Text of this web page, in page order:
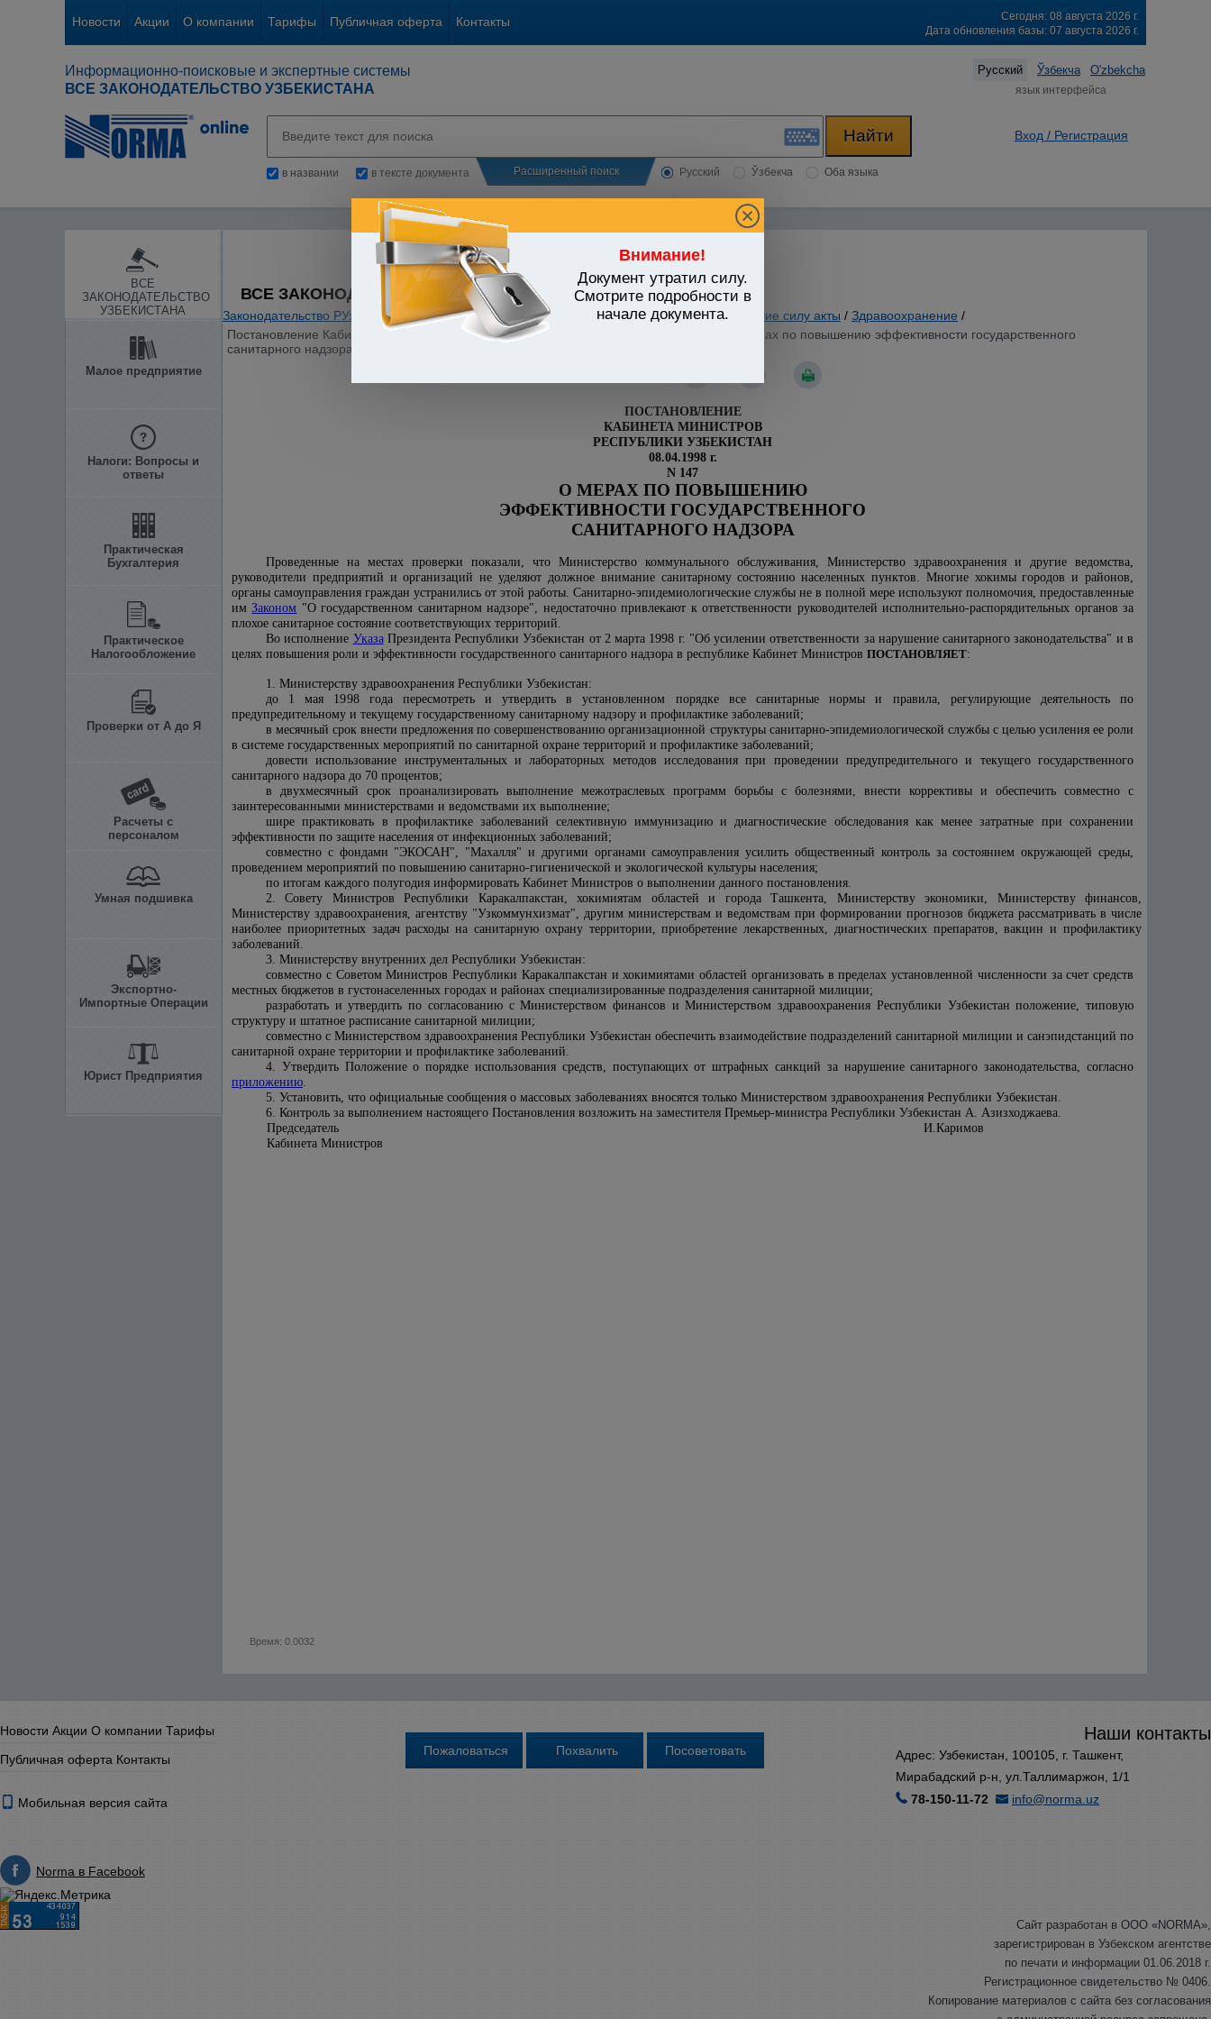
Новости Акции О компании Тарифы Публичная оферта Контакты
Сегодня: 08 августа 2026 г.
Дата обновления базы: 07 августа 2026 г.
Информационно-поисковые и экспертные системы
ВСЕ ЗАКОНОДАТЕЛЬСТВО УЗБЕКИСТАНА
Русский Ўзбекча O'zbekcha
язык интерфейса
в названии в тексте документа Расширенный поиск Русский Ўзбекча Оба языка
Вход / Регистрация
ВСЕ
ЗАКОНОДАТЕЛЬСТВО
УЗБЕКИСТАНА
Малое предприятие
Налоги: Вопросы и
ответы
Практическая
Бухгалтерия
Практическое
Налогообложение
Проверки от А до Я
Расчеты с
персоналом
Умная подшивка
Экспортно-
Импортные Операции
Юрист Предприятия
Внимание!
Документ утратил силу.
Смотрите подробности в
начале документа.
ВСЕ ЗАКОНОДАТЕЛЬСТВО УЗБЕКИСТАНА
Законодательство РУз Здравоохранение. Физическая культура и спорт. Туризм / Утратившие силу акты / Здравоохранение /
Постановление Кабинета Министров Республики Узбекистан от 08.04.1998 г. N 147 "О мерах по повышению эффективности государственного
санитарного надзора"
ПОСТАНОВЛЕНИЕ
КАБИНЕТА МИНИСТРОВ
РЕСПУБЛИКИ УЗБЕКИСТАН
08.04.1998 г.
N 147
О МЕРАХ ПО ПОВЫШЕНИЮ
ЭФФЕКТИВНОСТИ ГОСУДАРСТВЕННОГО
САНИТАРНОГО НАДЗОРА
Проведенные на местах проверки показали, что Министерство коммунального обслуживания, Министерство здравоохранения и другие ведомства,
руководители предприятий и организаций не уделяют должное внимание санитарному состоянию населенных пунктов. Многие хокимы городов и районов,
органы самоуправления граждан устранились от этой работы. Санитарно-эпидемиологические службы не в полной мере используют полномочия, предоставленные
имЗаконом "О государственном санитарном надзоре", недостаточно привлекают к ответственности руководителей исполнительно-распорядительных органов за
плохое санитарное состояние соответствующих территорий.
Во исполнение УказаПрезидента Республики Узбекистан от 2 марта 1998 г. "Об усилении ответственности за нарушение санитарного законодательства" и в
целях повышения роли и эффективности государственного санитарного надзора в республике Кабинет Министров ПОСТАНОВЛЯЕТ:
1. Министерству здравоохранения Республики Узбекистан:
до 1 мая 1998 года пересмотреть и утвердить в установленном порядке все санитарные нормы и правила, регулирующие деятельность по
предупредительному и текущему государственному санитарному надзору и профилактике заболеваний;
в месячный срок внести предложения по совершенствованию организационной структуры санитарно-эпидемиологической службы с целью усиления ее роли
в системе государственных мероприятий по санитарной охране территорий и профилактике заболеваний;
довести использование инструментальных и лабораторных методов исследования при проведении предупредительного и текущего государственного
санитарного надзора до 70 процентов;
в двухмесячный срок проанализировать выполнение межотраслевых программ борьбы с болезнями, внести коррективы и обеспечить совместно с
заинтересованными министерствами и ведомствами их выполнение;
шире практиковать в профилактике заболеваний селективную иммунизацию и диагностические обследования как менее затратные при сохранении
эффективности по защите населения от инфекционных заболеваний;
совместно с фондами "ЭКОСАН", "Махалля" и другими органами самоуправления усилить общественный контроль за состоянием окружающей среды,
проведением мероприятий по повышению санитарно-гигиенической и экологической культуры населения;
по итогам каждого полугодия информировать Кабинет Министров о выполнении данного постановления.
2. Совету Министров Республики Каракалпакстан, хокимиятам областей и города Ташкента, Министерству экономики, Министерству финансов,
Министерству здравоохранения, агентству "Узкоммунхизмат", другим министерствам и ведомствам при формировании прогнозов бюджета рассматривать в числе
наиболее приоритетных задач расходы на санитарную охрану территории, приобретение лекарственных, диагностических препаратов, вакцин и профилактику
заболеваний.
3. Министерству внутренних дел Республики Узбекистан:
совместно с Советом Министров Республики Каракалпакстан и хокимиятами областей организовать в пределах установленной численности за счет средств
местных бюджетов в густонаселенных городах и районах специализированные подразделения санитарной милиции;
разработать и утвердить по согласованию с Министерством финансов и Министерством здравоохранения Республики Узбекистан положение, типовую
структуру и штатное расписание санитарной милиции;
совместно с Министерством здравоохранения Республики Узбекистан обеспечить взаимодействие подразделений санитарной милиции и санэпидстанций по
санитарной охране территории и профилактике заболеваний.
4. Утвердить Положение о порядке использования средств, поступающих от штрафных санкций за нарушение санитарного законодательства, согласно
приложению.
5. Установить, что официальные сообщения о массовых заболеваниях вносятся только Министерством здравоохранения Республики Узбекистан.
6. Контроль за выполнением настоящего Постановления возложить на заместителя Премьер-министра Республики Узбекистан А. Азизходжаева.
Председатель
Кабинета Министров
И.Каримов
Время: 0.0032
Новости Акции О компании Тарифы
Публичная оферта Контакты
Наши контакты
Адрес: Узбекистан, 100105, г. Ташкент,
Мирабадский р-н, ул.Таллимаржон, 1/1
78-150-11-72
info@norma.uz
Мобильная версия сайта
Norma в Facebook
Сайт разработан в ООО «NORMA»,
зарегистрирован в Узбекском агентстве
по печати и информации 01.06.2018 г.
Регистрационное свидетельство № 0406.
Копирование материалов с сайта без согласования